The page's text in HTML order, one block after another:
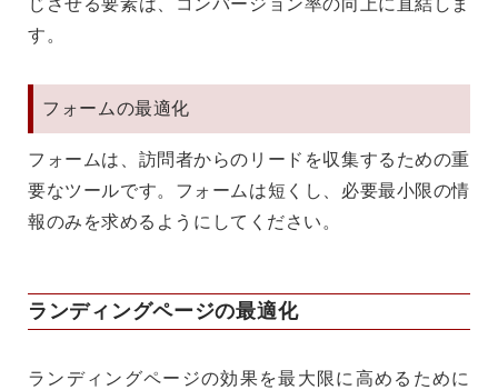
じさせる要素は、コンバージョン率の向上に直結しま
す。
フォームの最適化
フォームは、訪問者からのリードを収集するための重
要なツールです。フォームは短くし、必要最小限の情
報のみを求めるようにしてください。
ランディングページの最適化
ランディングページの効果を最大限に高めるために